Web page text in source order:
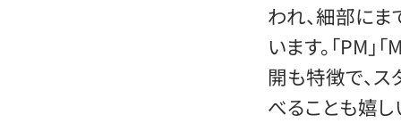
われ、細部に
います。「PM」
開も特徴で、
べることも嬉し